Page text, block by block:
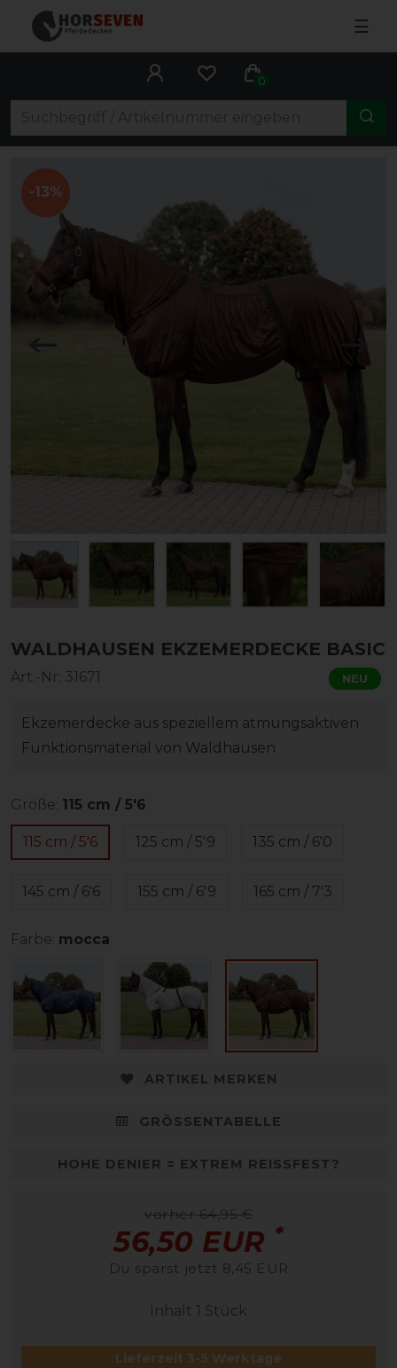
☰
0
-13%
WALDHAUSEN EKZEMERDECKE BASIC
Art.-Nr: 31671 NEU
Ekzemerdecke aus speziellem atmungsaktiven
Funktionsmaterial von Waldhausen
Größe: 115 cm / 5'6
115 cm / 5'6 125 cm / 5'9 135 cm / 6'0
145 cm / 6'6 155 cm / 6'9 165 cm / 7'3
Farbe: mocca
ARTIKEL MERKEN
GRÖSSENTABELLE
HOHE DENIER = EXTREM REISSFEST?
vorher 64,95 €
56,50 EUR *
Du sparst jetzt 8,45 EUR
Inhalt 1 Stück
Lieferzeit 3-5 Werktage